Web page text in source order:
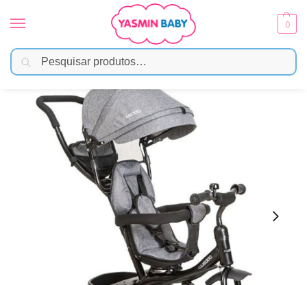
0
Início Passeio / Carrinho / Triciclo Kiddo Giratório 360° Grafite